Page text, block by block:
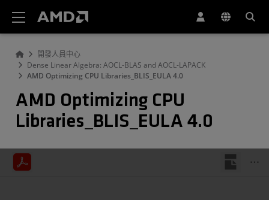
開發人員中心
Dense Linear Algebra: AOCL-BLAS and AOCL-LAPACK
AMD Optimizing CPU Libraries_BLIS_EULA 4.0
AMD Optimizing CPU
Libraries_BLIS_EULA 4.0